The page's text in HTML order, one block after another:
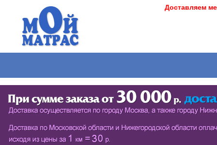
Доставляем
СЕРИЯ ШКАФОВ ECO (ЭКОЛОГИЯ)
РАСПАШНЫЕ ШКАФЫ
БИБЛИОТЕКИ, СТЕНКИ, ВИТРАЖИ